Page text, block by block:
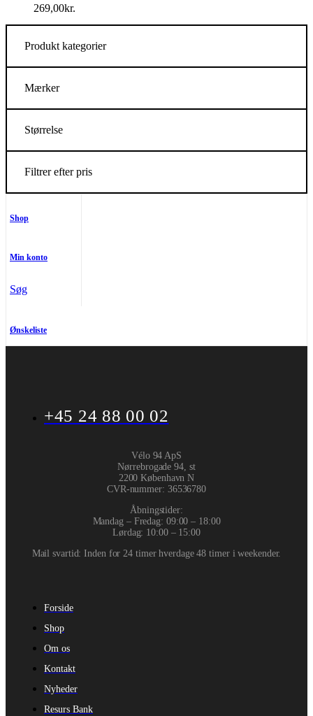
269,00kr.
Produkt kategorier
Mærker
Størrelse
Filtrer efter pris
Shop
Min konto
Søg
Ønskeliste
+45 24 88 00 02
Vélo 94 ApS
Nørrebrogade 94, st
2200 København N
CVR-nummer: 36536780
Åbningstider:
Mandag – Fredag: 09:00 – 18:00
Lørdag: 10:00 – 15:00
Mail svartid: Inden for 24 timer hverdage 48 timer i weekender.
Forside
Shop
Om os
Kontakt
Nyheder
Resurs Bank